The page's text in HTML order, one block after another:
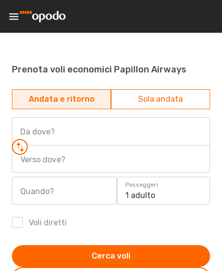
Prenota voli economici Papillon Airways
Andata e ritorno Sola andata
Da dove?
Verso dove?
Quando?
Passeggeri
1 adulto
Voli diretti
Cerca voli